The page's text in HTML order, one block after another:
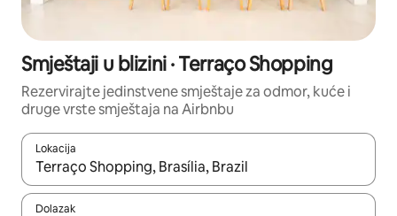
Smještaji u blizini · Terraço Shopping
Rezervirajte jedinstvene smještaje za odmor, kuće i
druge vrste smještaja na Airbnbu
Lokacija
Kada budu dostupni rezultati, moći ćete ih pregledati
Dolazak